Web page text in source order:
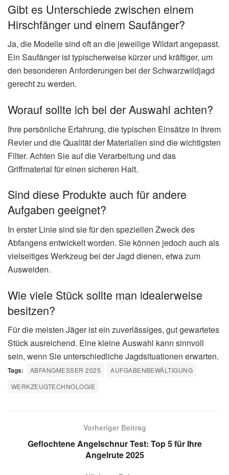
Gibt es Unterschiede zwischen einem
Hirschfänger und einem Saufänger?
Ja, die Modelle sind oft an die jeweilige Wildart angepasst.
Ein Saufänger ist typischerweise kürzer und kräftiger, um
den besonderen Anforderungen bei der Schwarzwildjagd
gerecht zu werden.
Worauf sollte ich bei der Auswahl achten?
Ihre persönliche Erfahrung, die typischen Einsätze in Ihrem
Revier und die Qualität der Materialien sind die wichtigsten
Filter. Achten Sie auf die Verarbeitung und das
Griffmaterial für einen sicheren Halt.
Sind diese Produkte auch für andere
Aufgaben geeignet?
In erster Linie sind sie für den speziellen Zweck des
Abfangens entwickelt worden. Sie können jedoch auch als
vielseitiges Werkzeug bei der Jagd dienen, etwa zum
Ausweiden.
Wie viele Stück sollte man idealerweise
besitzen?
Für die meisten Jäger ist ein zuverlässiges, gut gewartetes
Stück ausreichend. Eine kleine Auswahl kann sinnvoll
sein, wenn Sie unterschiedliche Jagdsituationen erwarten.
Tags: ABFANGMESSER 2025
AUFGABENBEWÄLTIGUNG
WERKZEUGTECHNOLOGIE
Vorheriger Beitrag
Geflochtene Angelschnur Test: Top 5 für Ihre
Angelrute 2025